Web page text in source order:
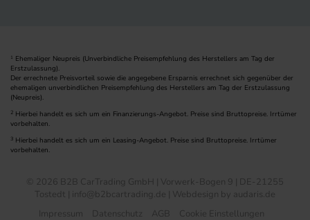
1
Ehemaliger Neupreis (Unverbindliche Preisempfehlung des Herstellers am Tag der
Erstzulassung).
Der errechnete Preisvorteil sowie die angegebene Ersparnis errechnet sich gegenüber der
ehemaligen unverbindlichen Preisempfehlung des Herstellers am Tag der Erstzulassung
(Neupreis).
2 Hierbei handelt es sich um ein Finanzierungs-Angebot. Preise sind Bruttopreise. Irrtümer
vorbehalten.
3 Hierbei handelt es sich um ein Leasing-Angebot. Preise sind Bruttopreise. Irrtümer
vorbehalten.
© 2026 B2B CarTrading GmbH | Vorwerk-Bogen 9 | DE-21255
Tostedt | info@b2bcartrading.de | Webdesign by audaris.de
Impressum
Datenschutz AGB Cookie Einstellungen